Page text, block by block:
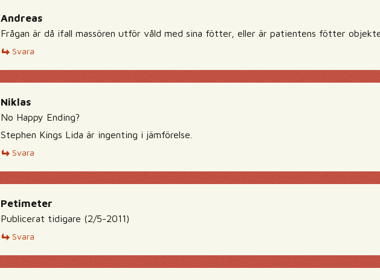
Andreas
Frågan är då ifall massören utför våld med sina fötter, eller är patientens fötter
Svara
Niklas
No Happy Ending?
Stephen Kings Lida är ingenting i jämförelse.
Svara
Petimeter
Publicerat tidigare (2/5-2011)
Svara